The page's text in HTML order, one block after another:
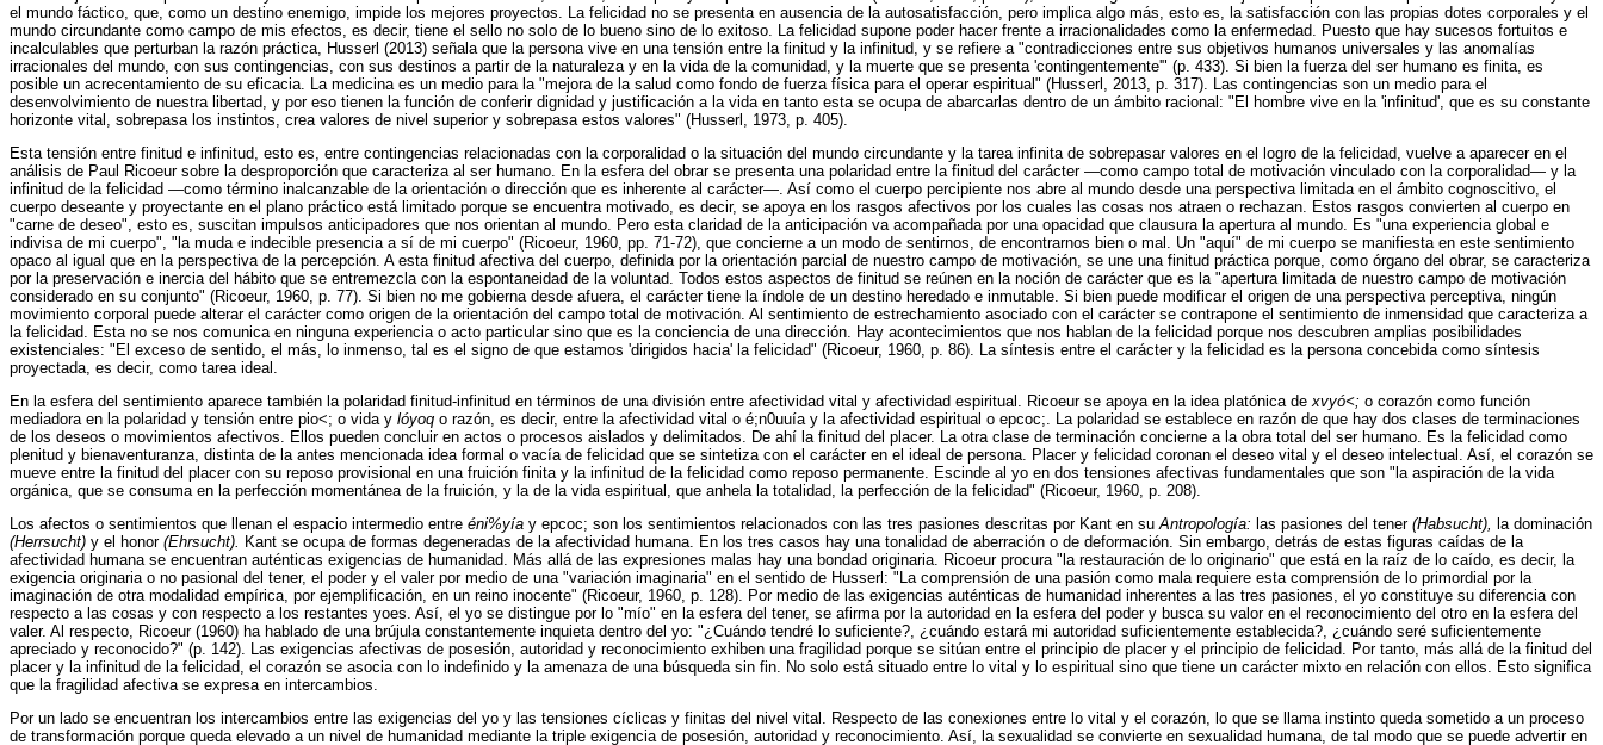
el mundo fáctico, que, como un destino enemigo, impide los mejores proyectos. La felicidad no se presenta en ausencia de la autosatisfacción, pero implica algo más, esto es, la satisfacción con las propias dotes corporales y el
mundo circundante como campo de mis efectos, es decir, tiene el sello no solo de lo bueno sino de lo exitoso. La felicidad supone poder hacer frente a irracionalidades como la enfermedad. Puesto que hay sucesos fortuitos e
incalculables que perturban la razón práctica, Husserl (2013) señala que la persona vive en una tensión entre la finitud y la infinitud, y se refiere a "contradicciones entre sus objetivos humanos universales y las anomalías
irracionales del mundo, con sus contingencias, con sus destinos a partir de la naturaleza y en la vida de la comunidad, y la muerte que se presenta 'contingentemente'" (p. 433). Si bien la fuerza del ser humano es finita, es
posible un acrecentamiento de su eficacia. La medicina es un medio para la "mejora de la salud como fondo de fuerza física para el operar espiritual" (Husserl, 2013, p. 317). Las contingencias son un medio para el
desenvolvimiento de nuestra libertad, y por eso tienen la función de conferir dignidad y justificación a la vida en tanto esta se ocupa de abarcarlas dentro de un ámbito racional: "El hombre vive en la 'infinitud', que es su constante
horizonte vital, sobrepasa los instintos, crea valores de nivel superior y sobrepasa estos valores" (Husserl, 1973, p. 405).
Esta tensión entre finitud e infinitud, esto es, entre contingencias relacionadas con la corporalidad o la situación del mundo circundante y la tarea infinita de sobrepasar valores en el logro de la felicidad, vuelve a aparecer en el
análisis de Paul Ricoeur sobre la desproporción que caracteriza al ser humano. En la esfera del obrar se presenta una polaridad entre la finitud del carácter —como campo total de motivación vinculado con la corporalidad— y la
infinitud de la felicidad —como término inalcanzable de la orientación o dirección que es inherente al carácter—. Así como el cuerpo percipiente nos abre al mundo desde una perspectiva limitada en el ámbito cognoscitivo, el
cuerpo deseante y proyectante en el plano práctico está limitado porque se encuentra motivado, es decir, se apoya en los rasgos afectivos por los cuales las cosas nos atraen o rechazan. Estos rasgos convierten al cuerpo en
"carne de deseo", esto es, suscitan impulsos anticipadores que nos orientan al mundo. Pero esta claridad de la anticipación va acompañada por una opacidad que clausura la apertura al mundo. Es "una experiencia global e
indivisa de mi cuerpo", "la muda e indecible presencia a sí de mi cuerpo" (Ricoeur, 1960, pp. 71-72), que concierne a un modo de sentirnos, de encontrarnos bien o mal. Un "aquí" de mi cuerpo se manifiesta en este sentimiento
opaco al igual que en la perspectiva de la percepción. A esta finitud afectiva del cuerpo, definida por la orientación parcial de nuestro campo de motivación, se une una finitud práctica porque, como órgano del obrar, se caracteriza
por la preservación e inercia del hábito que se entremezcla con la espontaneidad de la voluntad. Todos estos aspectos de finitud se reúnen en la noción de carácter que es la "apertura limitada de nuestro campo de motivación
considerado en su conjunto" (Ricoeur, 1960, p. 77). Si bien no me gobierna desde afuera, el carácter tiene la índole de un destino heredado e inmutable. Si bien puede modificar el origen de una perspectiva perceptiva, ningún
movimiento corporal puede alterar el carácter como origen de la orientación del campo total de motivación. Al sentimiento de estrechamiento asociado con el carácter se contrapone el sentimiento de inmensidad que caracteriza a
la felicidad. Esta no se nos comunica en ninguna experiencia o acto particular sino que es la conciencia de una dirección. Hay acontecimientos que nos hablan de la felicidad porque nos descubren amplias posibilidades
existenciales: "El exceso de sentido, el más, lo inmenso, tal es el signo de que estamos 'dirigidos hacia' la felicidad" (Ricoeur, 1960, p. 86). La síntesis entre el carácter y la felicidad es la persona concebida como síntesis
proyectada, es decir, como tarea ideal.
En la esfera del sentimiento aparece también la polaridad finitud-infinitud en términos de una división entre afectividad vital y afectividad espiritual. Ricoeur se apoya en la idea platónica dexvyó<; o corazón como función
mediadora en la polaridad y tensión entre pio<; o vida y lóyoq o razón, es decir, entre la afectividad vital o é;n0uuía y la afectividad espiritual o epcoc;. La polaridad se establece en razón de que hay dos clases de terminaciones
de los deseos o movimientos afectivos. Ellos pueden concluir en actos o procesos aislados y delimitados. De ahí la finitud del placer. La otra clase de terminación concierne a la obra total del ser humano. Es la felicidad como
plenitud y bienaventuranza, distinta de la antes mencionada idea formal o vacía de felicidad que se sintetiza con el carácter en el ideal de persona. Placer y felicidad coronan el deseo vital y el deseo intelectual. Así, el corazón se
mueve entre la finitud del placer con su reposo provisional en una fruición finita y la infinitud de la felicidad como reposo permanente. Escinde al yo en dos tensiones afectivas fundamentales que son "la aspiración de la vida
orgánica, que se consuma en la perfección momentánea de la fruición, y la de la vida espiritual, que anhela la totalidad, la perfección de la felicidad" (Ricoeur, 1960, p. 208).
Los afectos o sentimientos que llenan el espacio intermedio entre éni%yía y epcoc; son los sentimientos relacionados con las tres pasiones descritas por Kant en suAntropología: las pasiones del tener (Habsucht), la dominación
(Herrsucht) y el honor (Ehrsucht). Kant se ocupa de formas degeneradas de la afectividad humana. En los tres casos hay una tonalidad de aberración o de deformación. Sin embargo, detrás de estas figuras caídas de la
afectividad humana se encuentran auténticas exigencias de humanidad. Más allá de las expresiones malas hay una bondad originaria. Ricoeur procura "la restauración de lo originario" que está en la raíz de lo caído, es decir, la
exigencia originaria o no pasional del tener, el poder y el valer por medio de una "variación imaginaria" en el sentido de Husserl: "La comprensión de una pasión como mala requiere esta comprensión de lo primordial por la
imaginación de otra modalidad empírica, por ejemplificación, en un reino inocente" (Ricoeur, 1960, p. 128). Por medio de las exigencias auténticas de humanidad inherentes a las tres pasiones, el yo constituye su diferencia con
respecto a las cosas y con respecto a los restantes yoes. Así, el yo se distingue por lo "mío" en la esfera del tener, se afirma por la autoridad en la esfera del poder y busca su valor en el reconocimiento del otro en la esfera del
valer. Al respecto, Ricoeur (1960) ha hablado de una brújula constantemente inquieta dentro del yo: "¿Cuándo tendré lo suficiente?, ¿cuándo estará mi autoridad suficientemente establecida?, ¿cuándo seré suficientemente
apreciado y reconocido?" (p. 142). Las exigencias afectivas de posesión, autoridad y reconocimiento exhiben una fragilidad porque se sitúan entre el principio de placer y el principio de felicidad. Por tanto, más allá de la finitud del
placer y la infinitud de la felicidad, el corazón se asocia con lo indefinido y la amenaza de una búsqueda sin fin. No solo está situado entre lo vital y lo espiritual sino que tiene un carácter mixto en relación con ellos. Esto significa
que la fragilidad afectiva se expresa en intercambios.
Por un lado se encuentran los intercambios entre las exigencias del yo y las tensiones cíclicas y finitas del nivel vital. Respecto de las conexiones entre lo vital y el corazón, lo que se llama instinto queda sometido a un proceso
de transformación porque queda elevado a un nivel de humanidad mediante la triple exigencia de posesión, autoridad y reconocimiento. Así, la sexualidad se convierte en sexualidad humana, de tal modo que se puede advertir en